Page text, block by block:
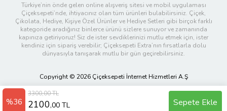
%36
3300,00 TL
2100,00 TL Sepete Ekle
Türkiye’nin önde gelen online alışveriş sitesi ve mobil uygulaması
Çiçeksepeti’nde, ihtiyacınız olan tüm ürünleri bulabilirsiniz. Çiçek,
Çikolata, Hediye, Kişiye Özel Ürünler ve Hediye Setleri gibi birçok farklı
kategoride aradığınız binlerce ürünü sizlere sunuyor ve zamanında
kapınıza getiriyoruz! Siz de ister sevdiklerinizi mutlu etmek için, ister
kendiniz için sipariş verebilir; Çiçeksepeti Extra’nın fırsatlarla dolu
dünyasıyla tanışarak mutlu bir gün geçirebilirsiniz.
Copyright © 2026 Çiçeksepeti İnternet Hizmetleri A.Ş